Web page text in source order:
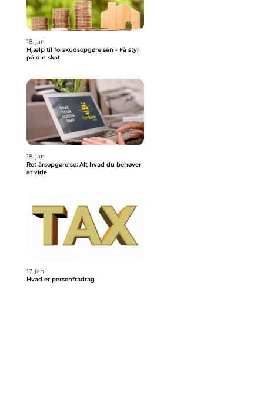
18. jan
Hjælp til forskudsopgørelsen - Få styr
på din skat
18. jan
Ret årsopgørelse: Alt hvad du behøver
at vide
17. jan
Hvad er personfradrag